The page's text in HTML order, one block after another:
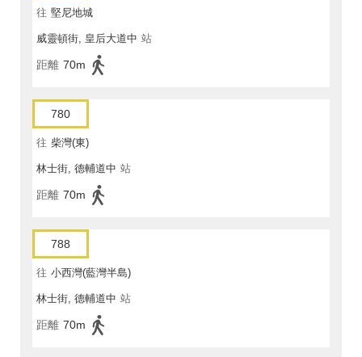
往 堅尼地城
威靈頓街, 皇后大道中 站
距離 70m
780
往 柴灣(東)
林士街, 德輔道中 站
距離 70m
788
往 小西灣(藍灣半島)
林士街, 德輔道中 站
距離 70m